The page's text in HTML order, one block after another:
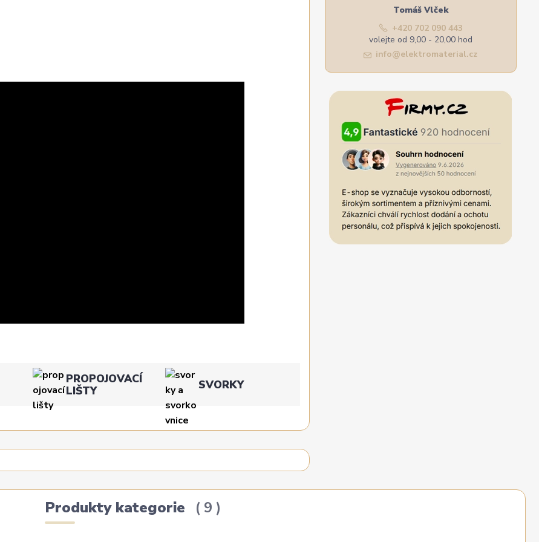
PROPOJOVACÍ
LIŠTY
SVORKY
Tomáš Vlček
+420 702 090 443
volejte od 9,00 - 20,00 hod
info@elektromaterial.cz
Produkty kategorie 9